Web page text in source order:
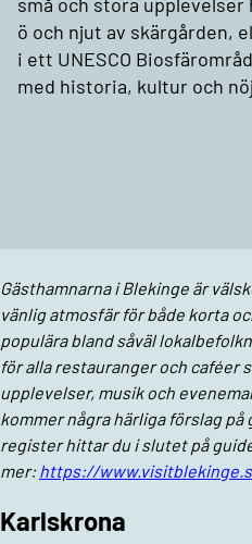
ö och njut av skärgården,
i ett UNESCO
med historia, kultur och
Gästhamnarna i Blekinge är
vänlig atmosfär för både korta
populära bland såväl
för alla restauranger och caféer
upplevelser, musik och
kommer några härliga förslag
register hittar du i slutet på
mer:https://
Karlskrona